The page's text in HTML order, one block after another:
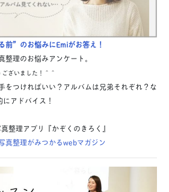
前”のお悩みにEmiがお答え！
理のお悩みアンケート。
ざいました！＾＾
をつければいい？アルバムは兄弟それぞれ？な
アドバイス！
整理アプリ『かぞくのきろく』
整理がみつかるwebマガジン